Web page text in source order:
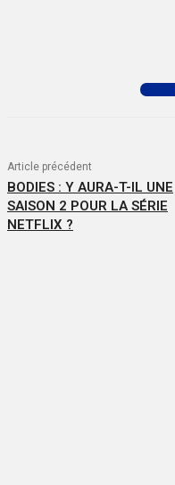
Article précédent
BODIES : Y AURA-T-IL UNE
SAISON 2 POUR LA SÉRIE
NETFLIX ?